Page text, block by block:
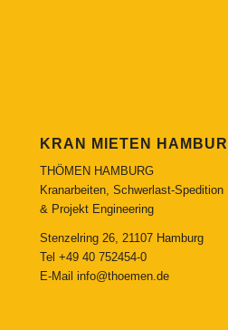
KRAN MIETEN
THÖMEN HAMBURG
Kranarbeiten, Schwerlast-Spedition
& Projekt Engineering
Stenzelring 26, 21107 Hamburg
Tel +49 40 752454-0
E-Mail info@thoemen.de